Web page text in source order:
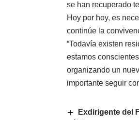
se han recuperado
Hoy por hoy, es
continúe la
“Todavía existen
estamos
organizando un
importante seguir
Exdirigente del